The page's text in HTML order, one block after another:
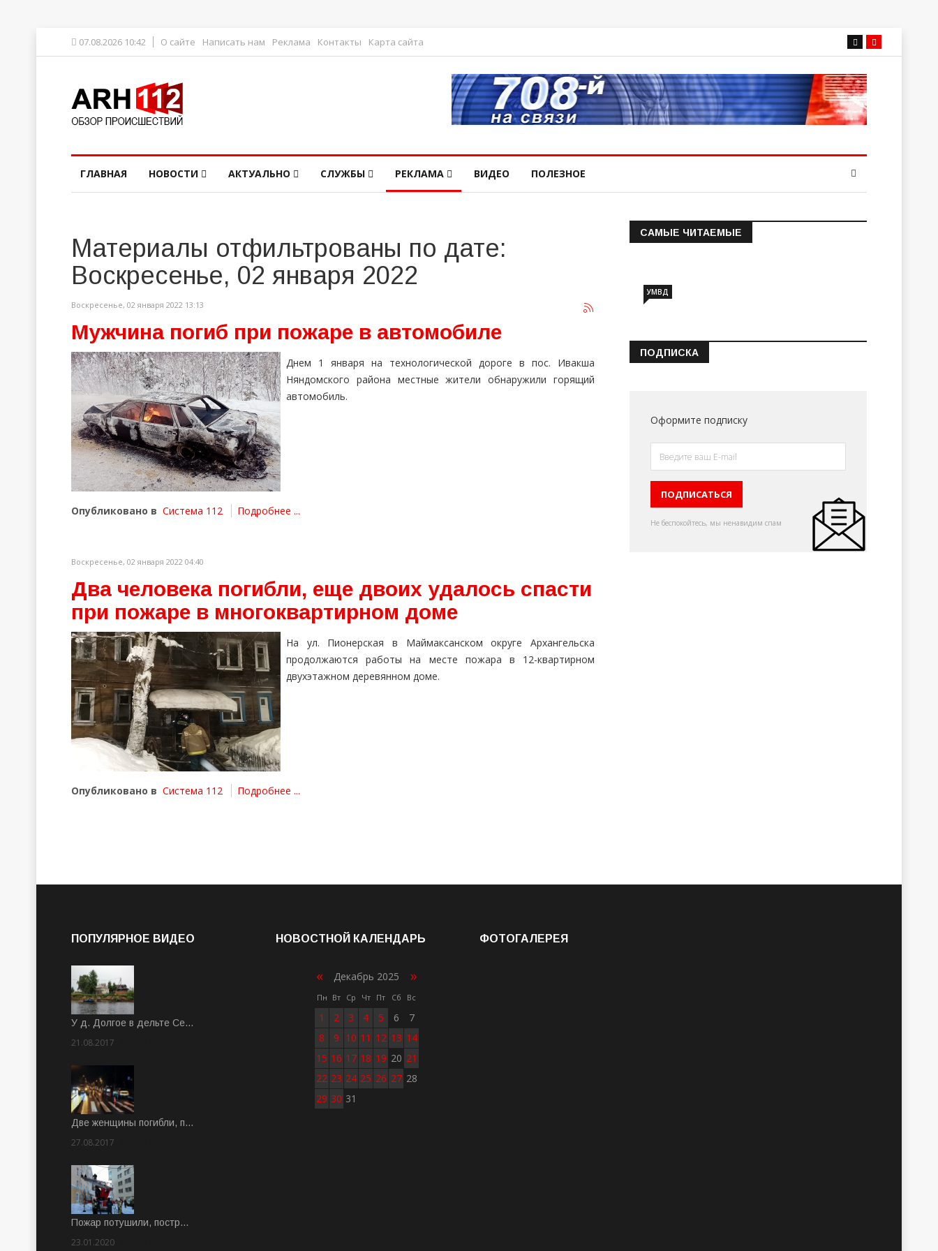
07.08.2026 10:42 О сайте Написать нам Реклама Контакты Карта сайта
ГЛАВНАЯ НОВОСТИ АКТУАЛЬНО СЛУЖБЫ РЕКЛАМА ВИДЕО ПОЛЕЗНОЕ
Материалы отфильтрованы по дате:
Воскресенье, 02 января 2022
Воскресенье, 02 января 2022 13:13
Мужчина погиб при пожаре в автомобиле
Днем 1 января на технологической дороге в пос. Ивакша
Няндомского района местные жители обнаружили горящий
автомобиль.
Опубликовано в Система 112 Подробнее ...
Воскресенье, 02 января 2022 04:40
Два человека погибли, еще двоих удалось спасти
при пожаре в многоквартирном доме
На ул. Пионерская в Маймаксанском округе Архангельска
продолжаются работы на месте пожара в 12-квартирном
двухэтажном деревянном доме.
Опубликовано в Система 112 Подробнее ...
САМЫЕ ЧИТАЕМЫЕ
Информация о состоянии
УМВД
ПОДПИСКА
Оформите подписку
Не беспокойтесь, мы ненавидим спам
ПОПУЛЯРНОЕ ВИДЕО
У д. Долгое в дельте Се…
21.08.2017
Две женщины погибли, п…
27.08.2017
Пожар потушили, постр…
23.01.2020
НОВОСТНОЙ КАЛЕНДАРЬ
« Декабрь 2025 »
Пн Вт Ср Чт Пт Сб Вс
1 2 3 4 5 6
7
8
9 10 11 12 13 14
15 16 17 18 19 20 21
22 23 24 25 26 27 28
29 30 31
ФОТОГАЛЕРЕЯ